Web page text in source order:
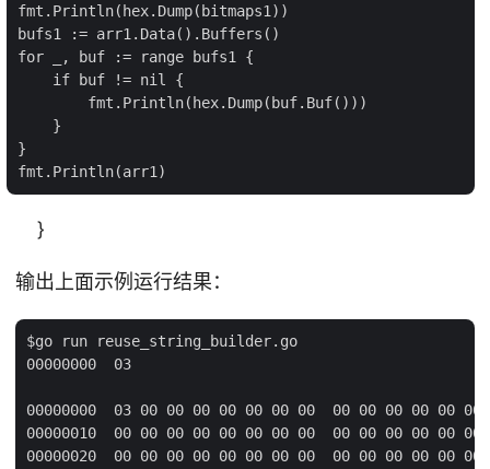
fmt.Println(hex.Dump(bitmaps1))
bufs1 := arr1.Data().Buffers()
for _, buf := range bufs1 {
    if buf != nil {
        fmt.Println(hex.Dump(buf.Buf()))
    }
}
}
输出上面示例运行结果：
$go run reuse_string_builder.go
00000000  03
00000000  03 00 00 00 00 00 00 00  00 00 00 00
00000010  00 00 00 00 00 00 00 00  00 00 00 00
00000020  00 00 00 00 00 00 00 00  00 00 00 00